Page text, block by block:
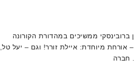
ברובינסקי ממשיכים במהדורת הקורונה
אורחת מיוחדת: איילת זורר! וגם – יעל טל,
חברה